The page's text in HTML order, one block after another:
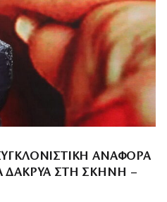
ΑΝΑΦΟΡΆ
ΔΆΚΡΥΑ ΣΤΗ ΣΚΗΝΉ –